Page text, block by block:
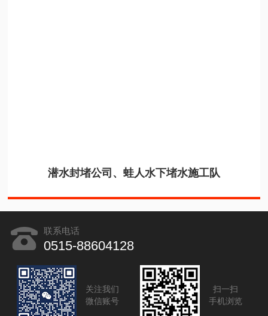
潜水封堵公司、蛙人水下堵水施工队
联系电话
0515-88604128
关注我们
微信账号
扫一扫
手机浏览